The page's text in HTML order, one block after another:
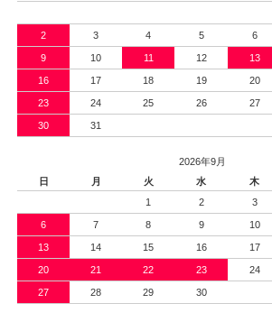
2 3 4 5 6
9 10 11 12 13
16 17 18 19 20
23 24 25 26 27
30 31
2026年9月
日
月 火 水 木
1
2 3
6 7 8 9 10
13 14 15 16 17
20 21 22 23 24
27 28 29 30